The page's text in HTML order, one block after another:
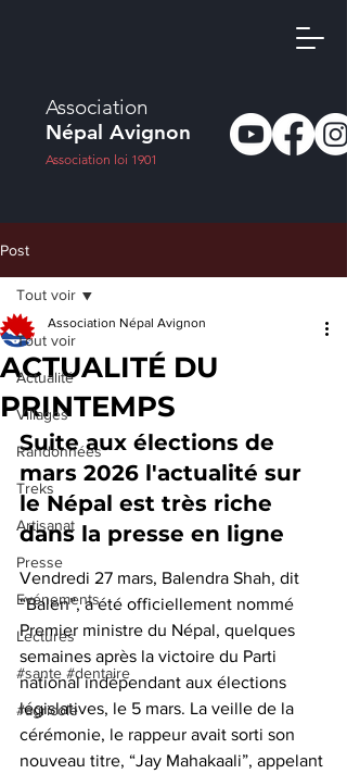
Association
Népal Avignon
Association loi 1901
Post
Tout voir
Actualité
Villages
Randonnées
Treks
Artisanat
Presse
Evénements
Lectures
#sante #dentaire
#agricole
Tout voir
ACTUALITÉ DU
PRINTEMPS
Association Népal Avignon
Suite aux élections de
mars 2026 l'actualité sur
le Népal est très riche
dans la presse en ligne
Vendredi 27 mars, Balendra Shah, dit
“Balen”, a été officiellement nommé
Premier ministre du Népal, quelques
semaines après la victoire du Parti
national indépendant aux élections
législatives, le 5 mars. La veille de la
cérémonie, le rappeur avait sorti son
nouveau titre, “Jay Mahakaali”, appelant